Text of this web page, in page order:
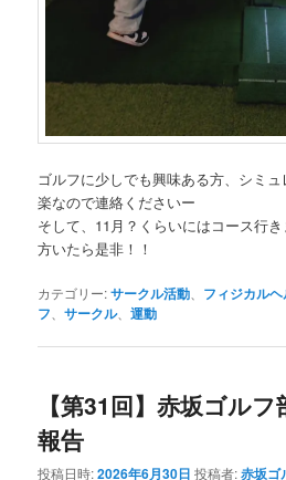
ゴルフに少しでも興味ある方、シミ
楽なので連絡くださいー
そして、11月？くらいにはコース行
方いたら是非！！
カテゴリー:サークル活動 フィジカルヘ
フ 、サークル、運動
【第31回】赤坂ゴル
報告
投稿日時:2026年6月30日 投稿者:赤坂ゴ